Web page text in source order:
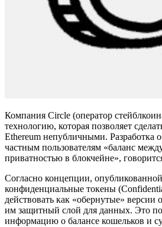
Компания Circle (оператор
технологию, которая позволяет
Ethereum непубличными. Разработка
частным пользователям «баланс
приватностью в блокчейне»,
Согласно концепции,
конфиденциальные токены
действовать как «обернутые» версии
им защитный слой для данных. Это
информацию о балансе кошельков и